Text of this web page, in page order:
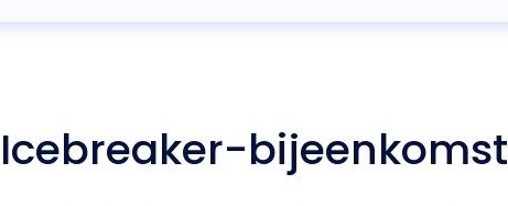
Icebreaker-bijeenkomst